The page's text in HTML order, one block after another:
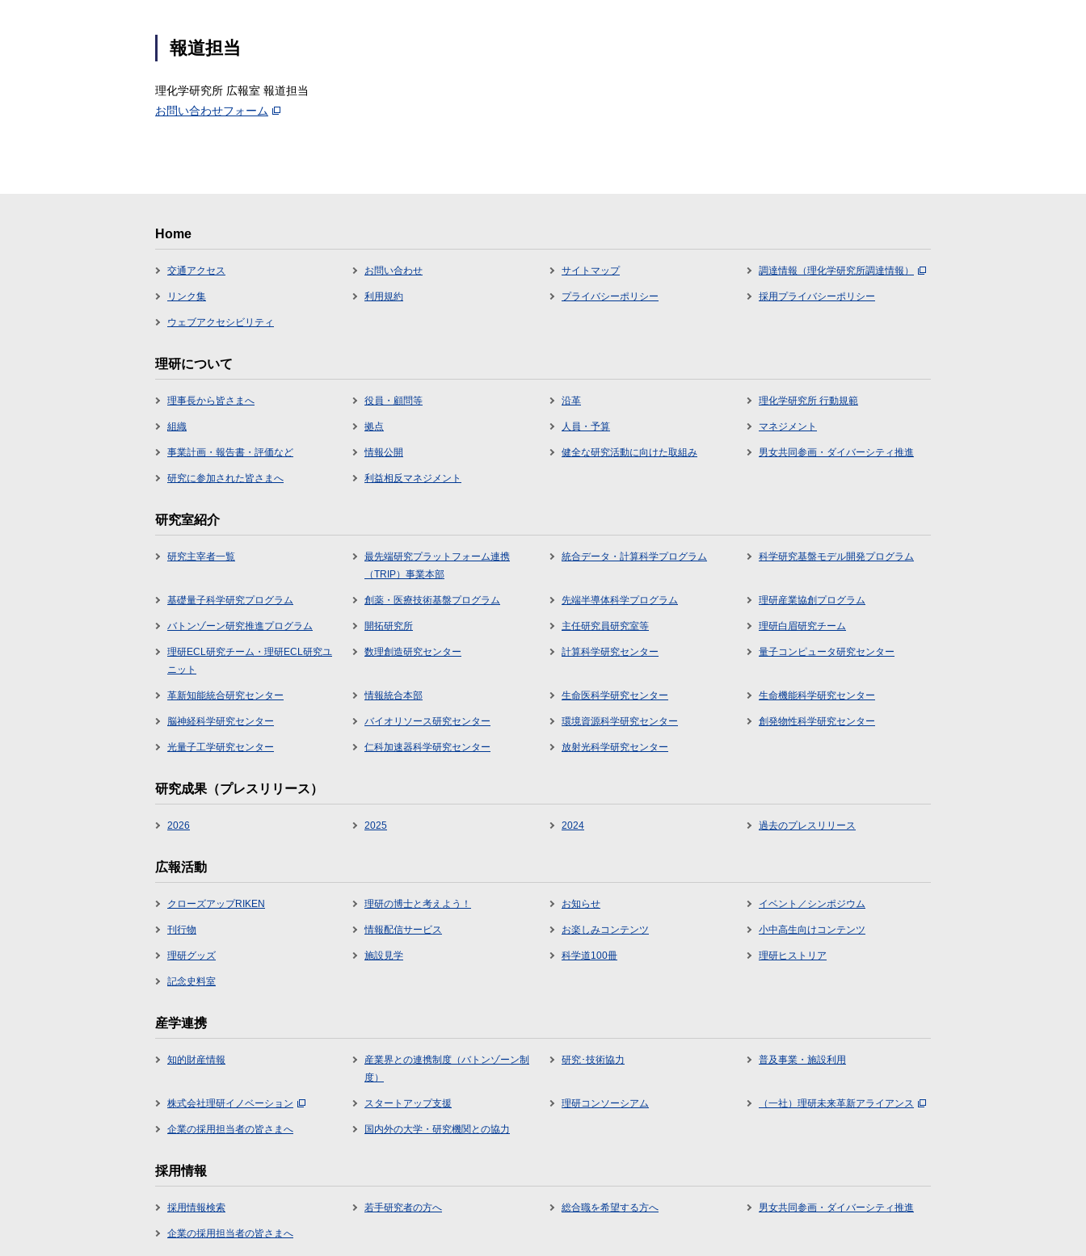
報道担当
理化学研究所 広報室 報道担当
お問い合わせフォーム
Home
交通アクセス お問い合わせ サイトマップ 調達情報（理化学研究所調達情報）
リンク集 利用規約 プライバシーポリシー 採用プライバシーポリシー
ウェブアクセシビリティ
理研について
理事長から皆さまへ 役員・顧問等 沿革 理化学研究所 行動規範
組織 拠点 人員・予算 マネジメント
事業計画・報告書・評価など 情報公開 健全な研究活動に向けた取組み 男女共同参画・ダイバーシティ推進
研究に参加された皆さまへ 利益相反マネジメント
研究室紹介
研究主宰者一覧
最先端研究プラットフォーム連携
（TRIP）事業本部
統合データ・計算科学プログラム 科学研究基盤モデル開発プログラム
基礎量子科学研究プログラム 創薬・医療技術基盤プログラム 先端半導体科学プログラム 理研産業協創プログラム
バトンゾーン研究推進プログラム 開拓研究所 主任研究員研究室等 理研白眉研究チーム
理研ECL研究チーム・理研ECL研究ユ
ニット
数理創造研究センター 計算科学研究センター 量子コンピュータ研究センター
革新知能統合研究センター 情報統合本部 生命医科学研究センター 生命機能科学研究センター
脳神経科学研究センター バイオリソース研究センター 環境資源科学研究センター 創発物性科学研究センター
光量子工学研究センター 仁科加速器科学研究センター 放射光科学研究センター
研究成果（プレスリリース）
2026 2025 2024 過去のプレスリリース
広報活動
クローズアップRIKEN 理研の博士と考えよう！ お知らせ イベント／シンポジウム
刊行物 情報配信サービス お楽しみコンテンツ 小中高生向けコンテンツ
理研グッズ 施設見学 科学道100冊 理研ヒストリア
記念史料室
産学連携
知的財産情報
産業界との連携制度（バトンゾーン制
度）
研究･技術協力 普及事業・施設利用
株式会社理研イノベーション スタートアップ支援 理研コンソーシアム （一社）理研未来革新アライアンス
企業の採用担当者の皆さまへ 国内外の大学・研究機関との協力
採用情報
採用情報検索 若手研究者の方へ 総合職を希望する方へ 男女共同参画・ダイバーシティ推進
企業の採用担当者の皆さまへ